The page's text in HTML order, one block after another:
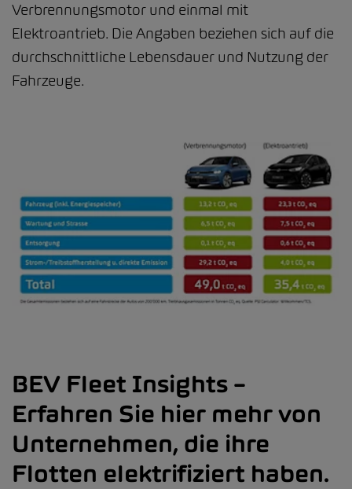
Verbrennungsmotor und einmal mit
Elektroantrieb. Die Angaben beziehen sich auf die
durchschnittliche Lebensdauer und Nutzung der
Fahrzeuge.
BEV Fleet Insights –
Erfahren Sie hier mehr von
Unternehmen, die ihre
Flotten elektrifiziert haben.